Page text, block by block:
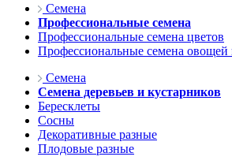
Семена
Профессиональные семена
Профессиональные семена цветов
Профессиональные семена овощей
Семена
Семена деревьев и кустарников
Бересклеты
Сосны
Декоративные разные
Плодовые разные